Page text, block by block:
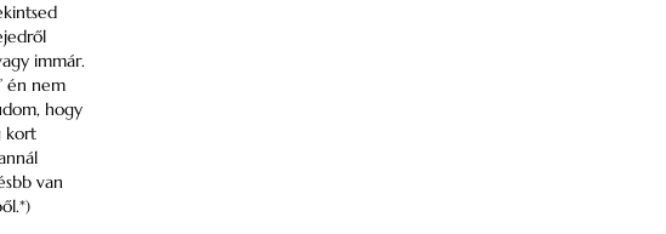
immár.
én nem
hogy
kort
van